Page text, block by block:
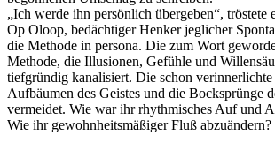
„Ich werde ihn persönlich übergeben“, tröstete
Op Oloop, bedächtiger Henker jeglicher
die Methode in persona. Die zum Wort
Methode, die Illusionen, Gefühle und
tiefgründig kanalisiert. Die schon
Aufbäumen des Geistes und die Bocksprünge
vermeidet. Wie war ihr rhythmisches Auf und
Wie ihr gewohnheitsmäßiger Fluß abzuändern?